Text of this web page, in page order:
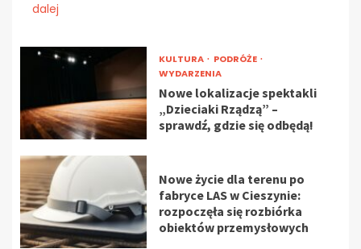
dalej
KULTURA
PODRÓŻE
WYDARZENIA
Nowe lokalizacje spektakli
„Dzieciaki Rządzą” –
sprawdź, gdzie się odbędą!
Nowe życie dla terenu po
fabryce LAS w Cieszynie:
rozpoczęła się rozbiórka
obiektów przemysłowych